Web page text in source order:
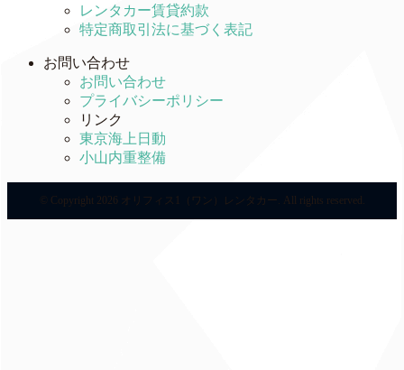
レンタカー賃貸約款
特定商取引法に基づく表記
お問い合わせ
お問い合わせ
プライバシーポリシー
リンク
東京海上日動
小山内重整備
© Copyright 2026 オリフィス1（ワン）レンタカー. All rights reserved.